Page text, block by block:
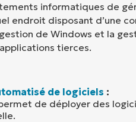
informatiques de
endroit disposant d’une
de Windows et la
tierces.
de logiciels :
de déployer des